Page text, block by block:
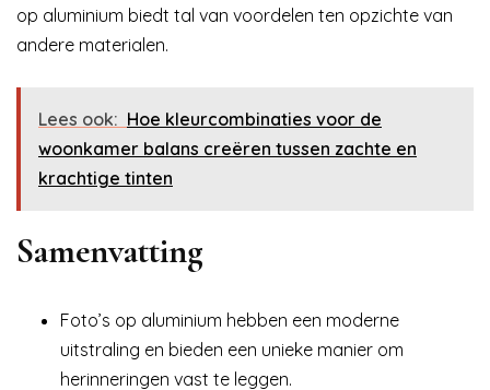
op aluminium biedt tal van voordelen ten opzichte van
andere materialen.
Lees ook: Hoe kleurcombinaties voor de
woonkamer balans creëren tussen zachte en
krachtige tinten
Samenvatting
Foto’s op aluminium hebben een moderne
uitstraling en bieden een unieke manier om
herinneringen vast te leggen.